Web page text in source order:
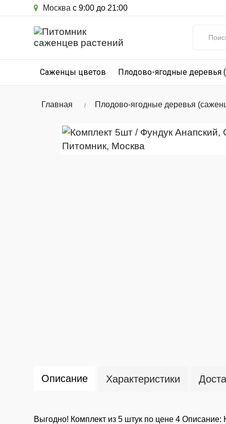
Москва с 9:00 до 21:00
Саженцы цветов Плодово-ягодные деревья
Главная Плодово-ягодные деревья
Описание Характеристики
Выгодно! Комплект из 5 штук по цене 4